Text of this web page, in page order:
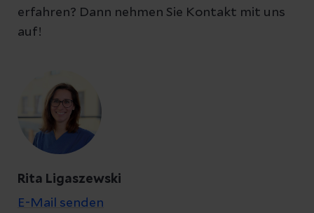
erfahren? Dann nehmen Sie Kontakt mit uns
auf!
Rita Ligaszewski
E-Mail senden